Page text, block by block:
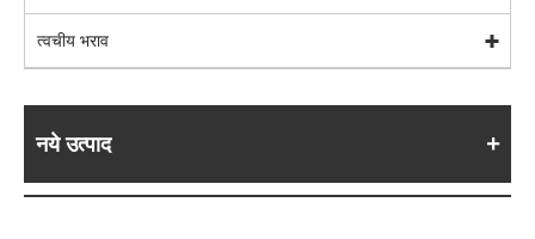
त्वचीय भराव
नये उत्पाद